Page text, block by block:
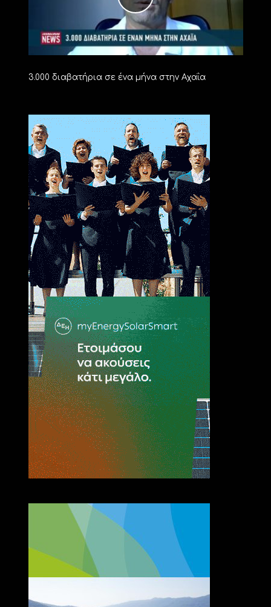
3.000 διαβατήρια σε ένα μήνα στην Αχαΐα